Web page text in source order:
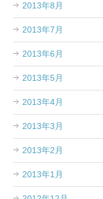
2013年8月
2013年7月
2013年6月
2013年5月
2013年4月
2013年3月
2013年2月
2013年1月